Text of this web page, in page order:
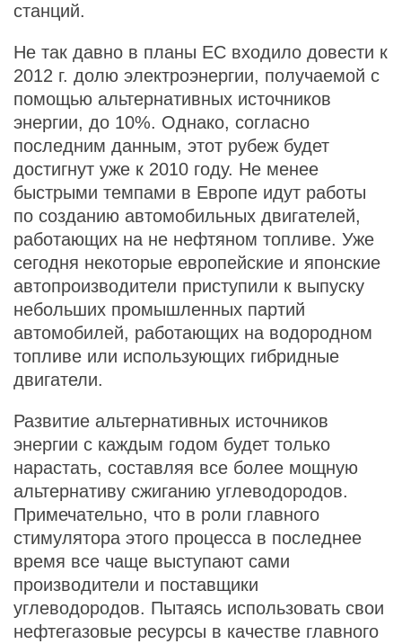
станций.
Не так давно в планы ЕС входило довести к
2012 г. долю электроэнергии, получаемой с
помощью альтернативных источников
энергии, до 10%. Однако, согласно
последним данным, этот рубеж будет
достигнут уже к 2010 году. Не менее
быстрыми темпами в Европе идут работы
по созданию автомобильных двигателей,
работающих на не нефтяном топливе. Уже
сегодня некоторые европейские и японские
автопроизводители приступили к выпуску
небольших промышленных партий
автомобилей, работающих на водородном
топливе или использующих гибридные
двигатели.
Развитие альтернативных источников
энергии с каждым годом будет только
нарастать, составляя все более мощную
альтернативу сжиганию углеводородов.
Примечательно, что в роли главного
стимулятора этого процесса в последнее
время все чаще выступают сами
производители и поставщики
углеводородов. Пытаясь использовать свои
нефтегазовые ресурсы в качестве главного